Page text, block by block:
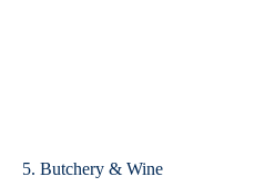
5. Butchery & Wine